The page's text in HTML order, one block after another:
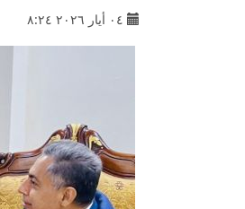
٠٤ أيار ٢٠٢٦ ٨:٢٤